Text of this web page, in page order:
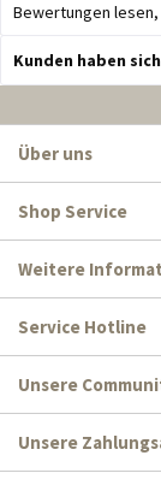
Bewertungen
Kunden haben
Über uns
Shop Service
Weitere
Service Hotline
Unsere
Unsere